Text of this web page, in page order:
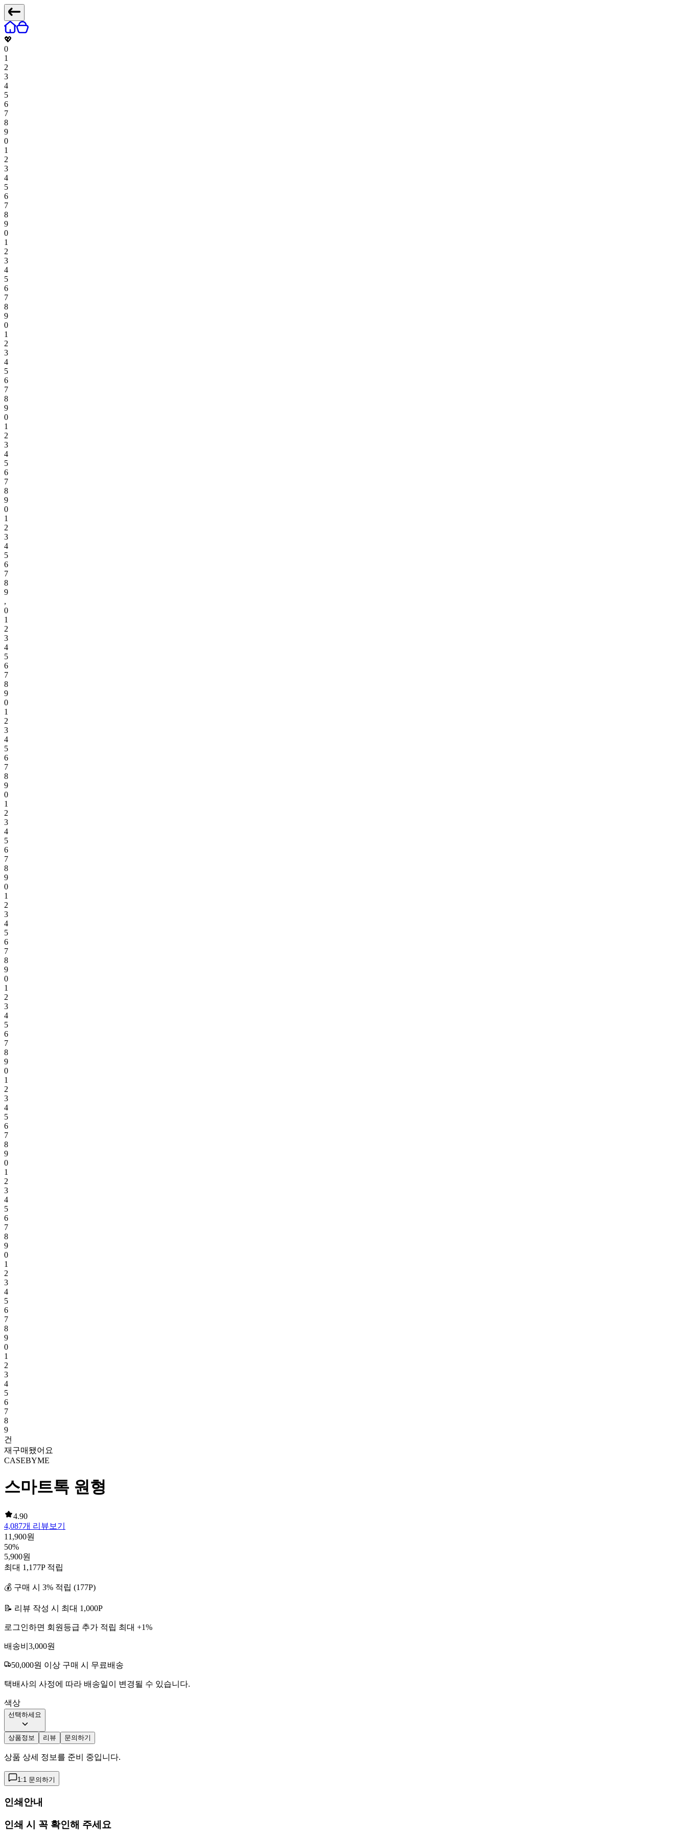
💖
0
1
2
3
4
5
6
7
8
9
0
1
2
3
4
5
6
7
8
9
0
1
2
3
4
5
6
7
8
9
0
1
2
3
4
5
6
7
8
9
0
1
2
3
4
5
6
7
8
9
0
1
2
3
4
5
6
7
8
9
,
0
1
2
3
4
5
6
7
8
9
0
1
2
3
4
5
6
7
8
9
0
1
2
3
4
5
6
7
8
9
0
1
2
3
4
5
6
7
8
9
0
1
2
3
4
5
6
7
8
9
0
1
2
3
4
5
6
7
8
9
0
1
2
3
4
5
6
7
8
9
0
1
2
3
4
5
6
7
8
9
0
1
2
3
4
5
6
7
8
9
건
재구매됐어요
CASEBYME
스마트톡 원형
4.90
4,087개 리뷰보기
11,900원
50%
5,900원
최대 1,177P 적립
💰 구매 시 3% 적립 (177P)
📝 리뷰 작성 시 최대 1,000P
로그인하면 회원등급 추가 적립 최대 +1%
배송비 3,000원
50,000원 이상 구매 시 무료배송
택배사의 사정에 따라 배송일이 변경될 수 있습니다.
색상
선택하세요
상품정보 리뷰 문의하기
상품 상세 정보를 준비 중입니다.
1:1 문의하기
인쇄안내
인쇄 시 꼭 확인해 주세요